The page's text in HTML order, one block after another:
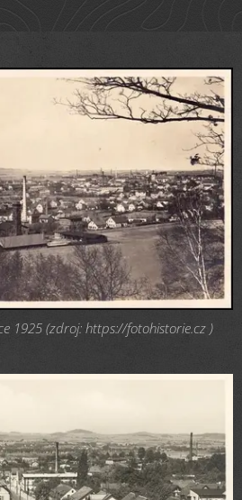
1925 (zdroj: https://fotohistorie.cz )